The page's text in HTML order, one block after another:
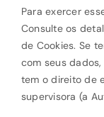
Para exercer
Consulte os
de Cookies. Se
com seus
tem o direito de
supervisora (a